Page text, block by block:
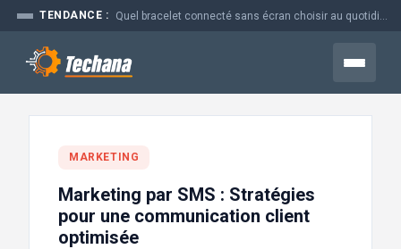
Aller
contenu
TENDANCE :
Menu
MARKETING
Marketing par SMS : Stratégies
pour une communication client
optimisée